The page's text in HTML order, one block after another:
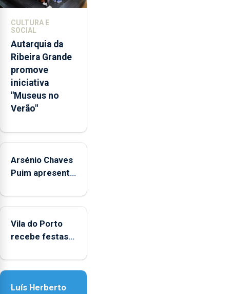
de
pessoais,
emocionais
e
sociais
junto
das
crianças
CULTURA E
SOCIAL
Autarquia da
Ribeira Grande
promove
iniciativa
"Museus no
Verão"
Arsénio Chaves
Puim apresenta
Biblioteca de
Vila do Porto
recebe festas
Nossa Senhora
Luís Herberto